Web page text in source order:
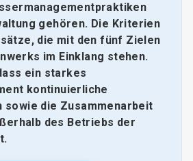
gehören. Die Kriterien
die mit den fünf Zielen
im Einklang stehen.
ein starkes
kontinuierliche
sowie die Zusammenarbeit
des Betriebs der